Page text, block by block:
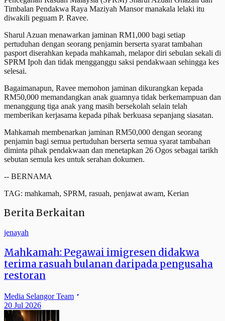
Timbalan Pendakwa Raya Maziyah Mansor manakala lelaki itu
diwakili peguam P. Ravee.
Sharul Azuan menawarkan jaminan RM1,000 bagi setiap
pertuduhan dengan seorang penjamin berserta syarat tambahan
pasport diserahkan kepada mahkamah, melapor diri sebulan sekali di
SPRM Ipoh dan tidak mengganggu saksi pendakwaan sehingga kes
selesai.
Bagaimanapun, Ravee memohon jaminan dikurangkan kepada
RM50,000 memandangkan anak guamnya tidak berkemampuan dan
menanggung tiga anak yang masih bersekolah selain telah
memberikan kerjasama kepada pihak berkuasa sepanjang siasatan.
Mahkamah membenarkan jaminan RM50,000 dengan seorang
penjamin bagi semua pertuduhan berserta semua syarat tambahan
diminta pihak pendakwaan dan menetapkan 26 Ogos sebagai tarikh
sebutan semula kes untuk serahan dokumen.
-- BERNAMA
TAG: mahkamah, SPRM, rasuah, penjawat awam, Kerian
Berita Berkaitan
jenayah
Mahkamah: Pegawai imigresen didakwa
terima rasuah bulanan daripada pengusaha
restoran
Media Selangor Team
20 Jul 2026